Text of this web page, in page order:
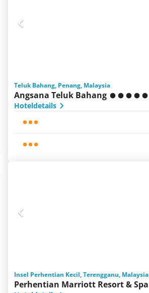
Teluk Bahang, Penang, Malaysia
Angsana Teluk Bahang
Hoteldetails
Insel Perhentian Kecil, Terengganu, Malaysia
Perhentian Marriott Resort & Spa